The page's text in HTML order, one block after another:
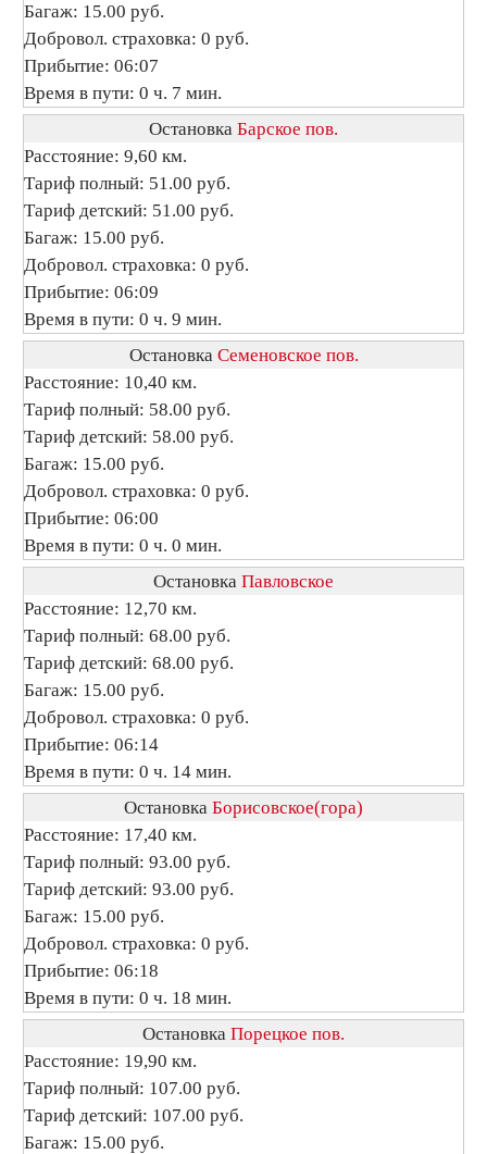
Багаж: 15.00 руб.
Добровол. страховка: 0 руб.
Прибытие: 06:07
Время в пути: 0 ч. 7 мин.
Остановка Барское пов.
Расстояние: 9,60 км.
Тариф полный: 51.00 руб.
Тариф детский: 51.00 руб.
Багаж: 15.00 руб.
Добровол. страховка: 0 руб.
Прибытие: 06:09
Время в пути: 0 ч. 9 мин.
Остановка Семеновское пов.
Расстояние: 10,40 км.
Тариф полный: 58.00 руб.
Тариф детский: 58.00 руб.
Багаж: 15.00 руб.
Добровол. страховка: 0 руб.
Прибытие: 06:00
Время в пути: 0 ч. 0 мин.
Остановка Павловское
Расстояние: 12,70 км.
Тариф полный: 68.00 руб.
Тариф детский: 68.00 руб.
Багаж: 15.00 руб.
Добровол. страховка: 0 руб.
Прибытие: 06:14
Время в пути: 0 ч. 14 мин.
Остановка Борисовское(гора)
Расстояние: 17,40 км.
Тариф полный: 93.00 руб.
Тариф детский: 93.00 руб.
Багаж: 15.00 руб.
Добровол. страховка: 0 руб.
Прибытие: 06:18
Время в пути: 0 ч. 18 мин.
Остановка Порецкое пов.
Расстояние: 19,90 км.
Тариф полный: 107.00 руб.
Тариф детский: 107.00 руб.
Багаж: 15.00 руб.